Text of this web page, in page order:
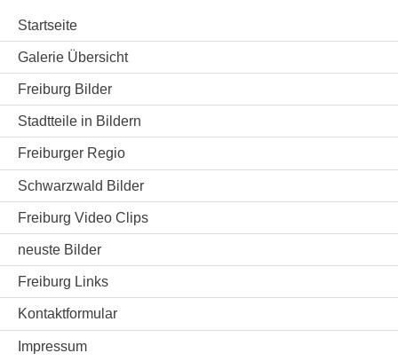
Startseite
Galerie Übersicht
Freiburg Bilder
Stadtteile in Bildern
Freiburger Regio
Schwarzwald Bilder
Freiburg Video Clips
neuste Bilder
Freiburg Links
Kontaktformular
Impressum